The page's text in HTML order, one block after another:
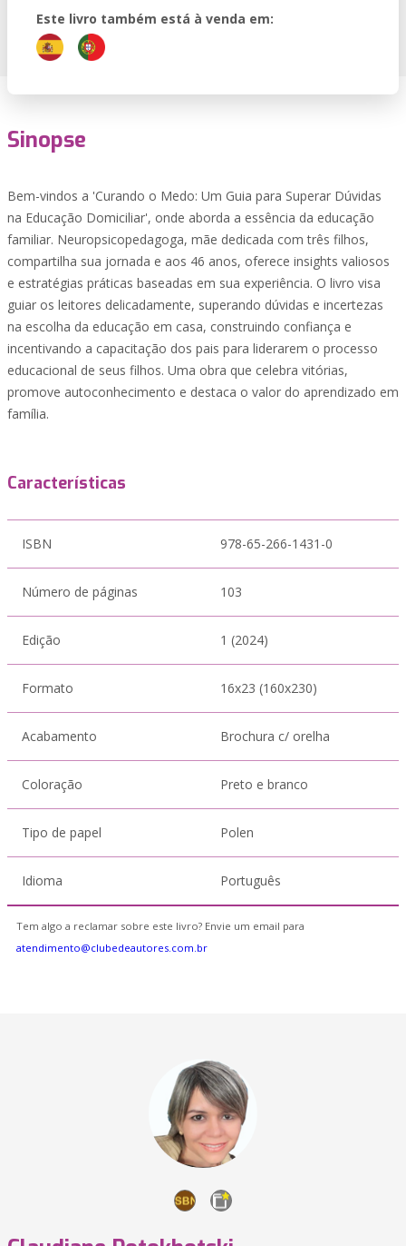
Este livro também está à venda em:
Sinopse
Bem-vindos a 'Curando o Medo: Um Guia para Superar Dúvidas
na Educação Domiciliar', onde aborda a essência da educação
familiar. Neuropsicopedagoga, mãe dedicada com três filhos,
compartilha sua jornada e aos 46 anos, oferece insights valiosos
e estratégias práticas baseadas em sua experiência. O livro visa
guiar os leitores delicadamente, superando dúvidas e incertezas
na escolha da educação em casa, construindo confiança e
incentivando a capacitação dos pais para liderarem o processo
educacional de seus filhos. Uma obra que celebra vitórias,
promove autoconhecimento e destaca o valor do aprendizado em
família.
Características
ISBN 978-65-266-1431-0
Número de páginas 103
Edição 1 (2024)
Formato 16x23 (160x230)
Acabamento Brochura c/ orelha
Coloração Preto e branco
Tipo de papel Polen
Idioma Português
Tem algo a reclamar sobre este livro? Envie um email para
atendimento@clubedeautores.com.br